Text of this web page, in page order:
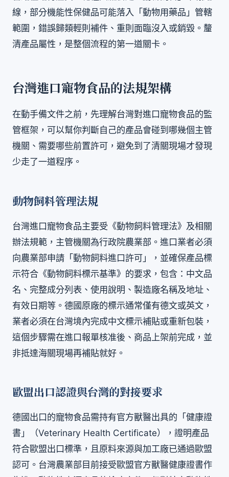
線，部分機能性保健品可能落入「動物用藥品」管轄
範圍，錯誤歸類輕則補件、重則面臨沒入或銷毀。釐
清產品屬性，是整個流程的第一道關卡。
台灣進口寵物食品的法規架構
在動手備文件之前，先理解台灣對進口寵物食品的監
管框架，可以幫你判斷自己的產品會碰到哪幾個主管
機關、需要哪些前置許可，避免到了清關現場才發現
少走了一道程序。
動物飼料管理法規
台灣進口寵物食品主要受《動物飼料管理法》及相關
辦法規範，主管機關為行政院農業部。進口業者必須
向農業部申請「動物飼料進口許可」，並確保產品標
示符合《動物飼料標示基準》的要求，包含：中文品
名、完整成分列表、使用說明、製造廠名稱及地址、
有效日期等。德國原廠的標示通常僅有德文或英文，
業者必須在台灣境內完成中文標示補貼或重新包裝，
這個步驟需在進口報單核准後、商品上架前完成，並
非抵達海關現場再補貼就好。
歐盟出口認證與台灣的對接要求
德國出口的寵物食品需持有官方獸醫出具的「健康證
書」（Veterinary Health Certificate），證明產品
符合歐盟出口標準，且原料來源與加工廠已通過歐盟
認可。台灣農業部目前接受歐盟官方獸醫健康證書作